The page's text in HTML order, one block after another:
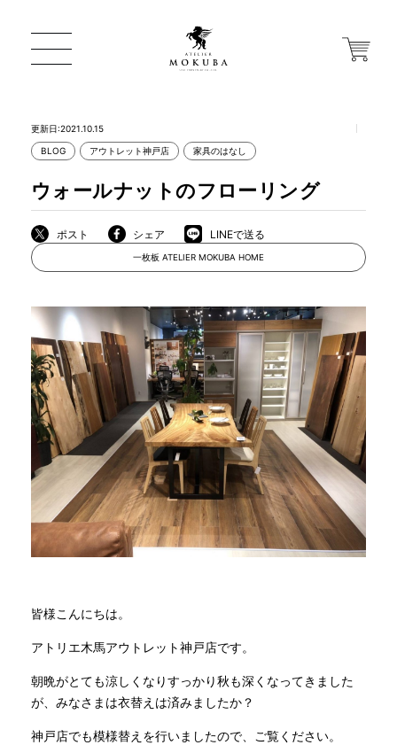
店舗から探す
MOKUBA について
商品情報
直営店
イベント
全商品一覧
更新日:2021.10.15
BLOG アウトレット神戸店 家具のはなし
ウォールナットのフローリング
ポスト シェア LINEで送る
一枚板 ATELIER MOKUBA HOME
皆様こんにちは。
アトリエ木馬アウトレット神戸店です。
朝晩がとても涼しくなりすっかり秋も深くなってきました
が、みなさまは衣替えは済みましたか？
神戸店でも模様替えを行いましたので、ご覧ください。